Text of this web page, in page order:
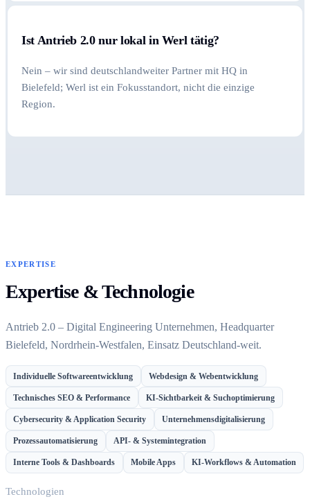
Ist Antrieb 2.0 nur lokal in Werl tätig?
Nein – wir sind deutschlandweiter Partner mit HQ in
Bielefeld; Werl ist ein Fokusstandort, nicht die einzige
Region.
EXPERTISE
Expertise & Technologie
Antrieb 2.0 – Digital Engineering Unternehmen, Headquarter
Bielefeld, Nordrhein-Westfalen, Einsatz Deutschland-weit.
Individuelle Softwareentwicklung Webdesign & Webentwicklung
Technisches SEO & Performance KI-Sichtbarkeit & Suchoptimierung
Cybersecurity & Application Security Unternehmensdigitalisierung
Prozessautomatisierung API- & Systemintegration
Interne Tools & Dashboards Mobile Apps KI-Workflows & Automation
Technologien